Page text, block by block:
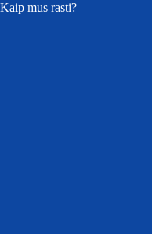
Kaip mus rasti?